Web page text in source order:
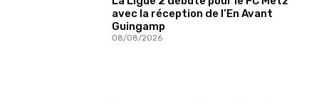
avec la réception de l’En Avant
Guingamp
08/08/2026